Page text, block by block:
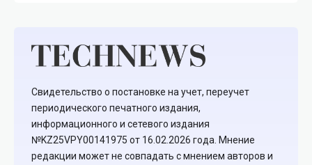
Свидетельство о постановке на учет, переучет
периодического печатного издания,
информационного и сетевого издания
№KZ25VPY00141975 от 16.02.2026 года. Мнение
редакции может не совпадать с мнением авторов и